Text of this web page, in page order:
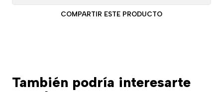
COMPARTIR ESTE PRODUCTO
También podría interesarte